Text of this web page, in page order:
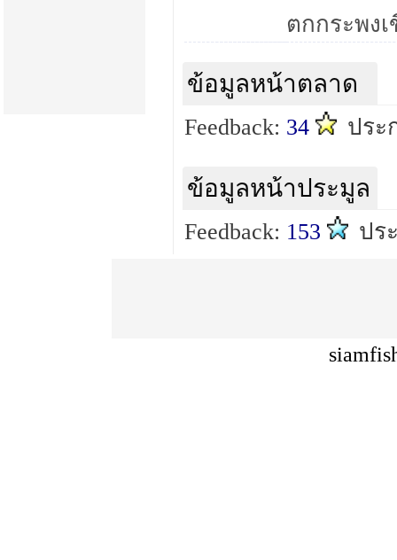
ข้อมูลหน้าตลาด
Feedback: 34 ประ
ข้อมูลหน้าประมูล
Feedback: 153 ปร